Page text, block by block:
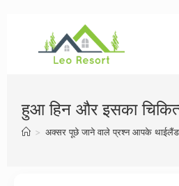
हुआ हिन और इसका
> अक्सर पूछे जाने वाले प्रश्न आपके थाईलैंड,